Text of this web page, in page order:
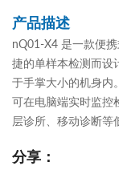
产品描述
nQ01-X4 是一款便
捷的单样本检测而设
于手掌大小的机身内。
可在电脑端实时监控
层诊所、移动诊断等
分享：